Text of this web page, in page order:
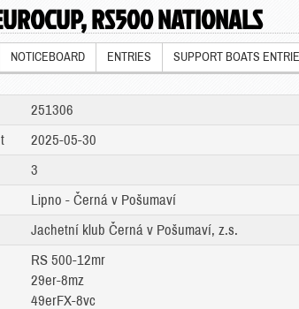
RS500 NATIONALS
NOTICEBOARD ENTRIES SUPPORT BOATS
251306
2025-05-30
3
Lipno - Černá v Pošumaví
Jachetní klub Černá v Pošumaví, z.s.
RS 500-12mr
29er-8mz
49erFX-8vc